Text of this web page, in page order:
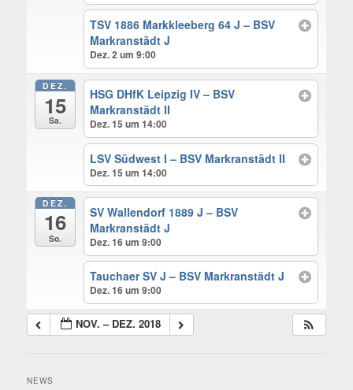
TSV 1886 Markkleeberg 64 J – BSV
Markranstädt J
Dez. 2 um 9:00
DEZ.
15
Sa.
HSG DHfK Leipzig IV – BSV
Markranstädt II
Dez. 15 um 14:00
LSV Südwest I – BSV Markranstädt II
Dez. 15 um 14:00
DEZ.
16
So.
SV Wallendorf 1889 J – BSV
Markranstädt J
Dez. 16 um 9:00
Tauchaer SV J – BSV Markranstädt J
Dez. 16 um 9:00
NOV. – DEZ. 2018
NEWS